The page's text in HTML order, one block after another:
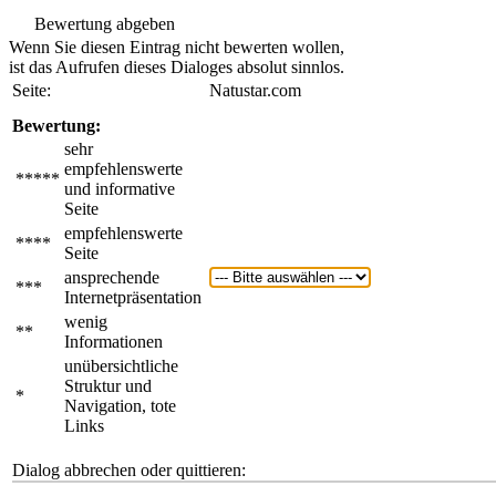
Bewertung abgeben
Wenn Sie diesen Eintrag nicht bewerten wollen,
ist das Aufrufen dieses Dialoges absolut sinnlos.
Seite:
Natustar.com
Bewertung:
*****
sehr
empfehlenswerte
und informative
Seite
****
empfehlenswerte
Seite
***
ansprechende
Internetpräsentation
**
wenig
Informationen
*
unübersichtliche
Struktur und
Navigation, tote
Links
Dialog abbrechen oder quittieren: